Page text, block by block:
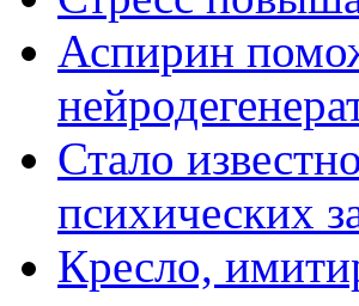
Аспирин
Стало
психических
Кресло,